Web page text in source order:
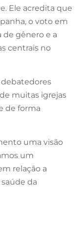
Ele acredita que
o voto em
de gênero e a
centrais no
debatedores
muitas igrejas
de forma
uma visão
um
relação a
da